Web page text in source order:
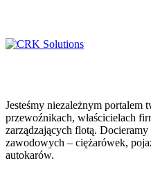
Jesteśmy niezależnym portalem
przewoźnikach, właścicielach
zarządzających flotą.
zawodowych – ciężarówek,
autokarów.